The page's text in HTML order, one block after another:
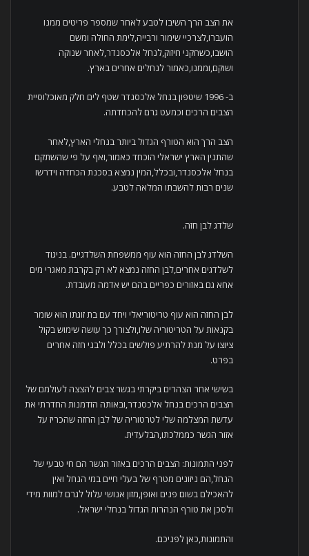
את הצב הרך השיבו לטבע לאחר שמספר פריטים ממנו
הועברו,לצרכיי שימור ורבייה,לימת החולה ומשם
הושבו,כשחקני חיזוק,לנחל אלכסנדר,לאחר שנוקה
ושוקם,וממנו,כאמור לנחלים אחרים בארץ.
ב- 1996 שיטפון בנחל אלכסנדר שטף לים חלק מאוכלוסיית
הצבים הרכים וכמעט גרם להכחדתה.
הצב הרך הוא הטורף הגדול ביותר בנחלי הארץ,לאחר
שהתנין הארץ ישראלי הוכחד כאמור,ואף על פי שהשתקם
בנחל אלכסנדר,ובכלל,המין נמצא בסכנת הכחדה וידרשו
שנים רבות להשבתו המלאה לטבע.
שלדג לבן חזה.
השלדג לבן החזה הוא עוף ממשפחת השלדגיים. בניגוד
לשלדגים אחרים,לבן החזה נמצא לא רק בקרבת מאגרי מים
אחא גם באזורים כפריים בהם יש אדמה מעובדת.
לבן החזה הוא עוף טריטוריאלי ויחד עם בת זוגתו הוא שומר
בקנאות על הטריטוריה שלו,ולצורך כך עושה שימוש בקול
ציוצו על מנת להרתיע פולשים בכלל ולבני חזה אחרים
בפרט.
בשישי אחר הצהרים ביקרתי בגשר צבים להצצה לעולמם של
הצבים הרכים בנחל אלכסנדר,ובאותה הזדמנות החדרתי את
עדשת המצלמה שלי לטרטוריה של לבן החזה שהכריז על
אזור הגשר כממלכתו,הבלעדית.
לפני התמונות: הצבים הרכים באזור הגשר הם חי טבעי של
הנחל,הם ניזונים מטרף של בעלי חיים במי הנחל ואין
להאכילם בשום פנים ואופן,מזון אנושי עלול לגרם למוות מידי
ולסכן את טורף הנהרות הגדול בנחלי ישראל.
והתמונות,כאן לפניכם.